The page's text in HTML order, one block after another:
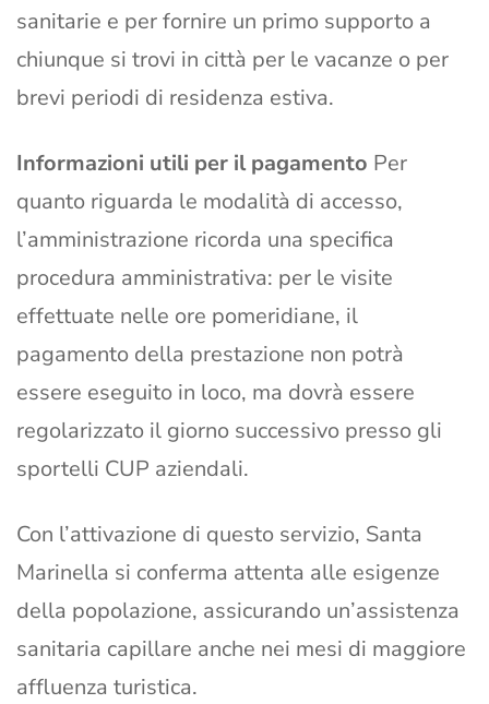
sanitarie e per fornire un primo supporto a
chiunque si trovi in città per le vacanze o per
brevi periodi di residenza estiva.
Informazioni utili per il pagamento Per
quanto riguarda le modalità di accesso,
l’amministrazione ricorda una specifica
procedura amministrativa: per le visite
effettuate nelle ore pomeridiane, il
pagamento della prestazione non potrà
essere eseguito in loco, ma dovrà essere
regolarizzato il giorno successivo presso gli
sportelli CUP aziendali.
Con l’attivazione di questo servizio, Santa
Marinella si conferma attenta alle esigenze
della popolazione, assicurando un’assistenza
sanitaria capillare anche nei mesi di maggiore
affluenza turistica.